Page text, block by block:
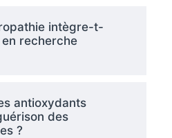
intègre-t-
recherche
antioxydants
des
?